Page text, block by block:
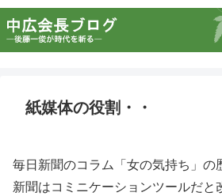
紙媒体の役割・・
毎日新聞のコラム「女の気持ち」の
新聞はコミニケーションツールだと